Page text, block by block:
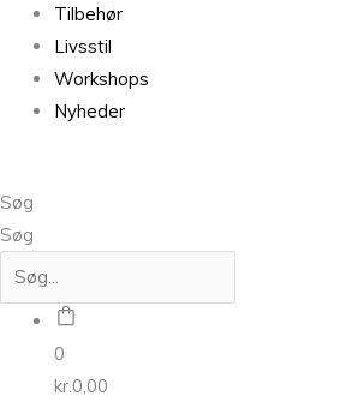
Tilbehør
Livsstil
Workshops
Nyheder
Søg
Søg
0
kr.0,00